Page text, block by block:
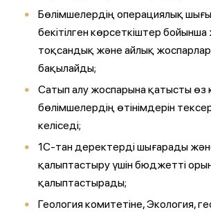
Бөлімшелердің операциялық
бекітілген көрсеткіштер
тоқсандық және айлық
бақылайды;
Сатып алу жоспарына қатысты өз
бөлімшелердің өтінімдерін
келіседі;
1С-тан деректерді шығарады
қалыптастыру үшін бюджетті
қалыптастырады;
Геология комитетіне, Экология,